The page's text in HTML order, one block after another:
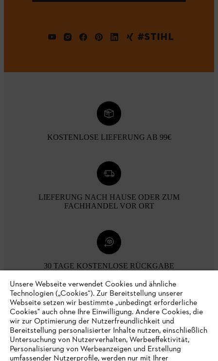
#STIHL
KOSTENLOSE LIEFERUNG AB 99€
LIEFERUNG NACH HAUSE ODER ZUM
FACHHANDEL VOR ORT
30 TAGE KOSTENLOSE RÜCKGABE
Zahlungsmöglichkeiten
Unsere Webseite verwendet Cookies und ähnliche
Technologien („Cookies“). Zur Bereitstellung unserer
Webseite setzen wir bestimmte „unbedingt erforderliche
Cookies" auch ohne Ihre Einwilligung. Andere Cookies, die
wir zur Optimierung der Nutzerfreundlichkeit und
Bereitstellung personalisierter Inhalte nutzen, einschließlich
Untersuchung von Nutzerverhalten, Werbeeffektivität,
Personalisierung von Werbeanzeigen und Erstellung
umfassender Nutzerprofile, werden nur mit Ihrer